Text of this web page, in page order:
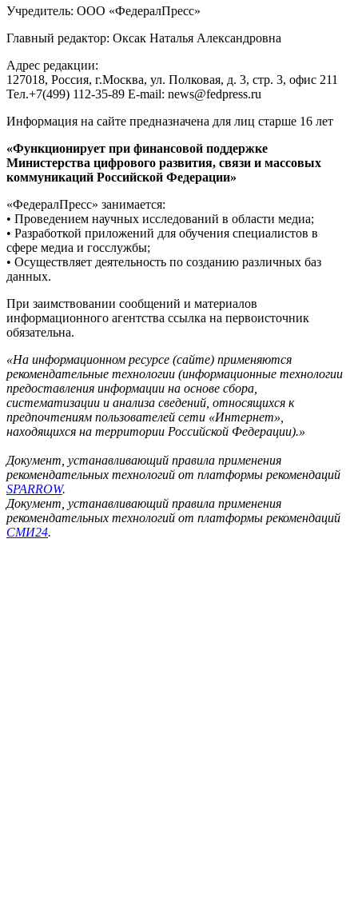
Учредитель: ООО «ФедералПресс»
Главный редактор: Оксак Наталья Александровна
Адрес редакции:
127018, Россия, г.Москва, ул. Полковая, д. 3, стр. 3, офис 211
Тел.+7(499) 112-35-89 E-mail: news@fedpress.ru
Информация на сайте предназначена для лиц старше 16 лет
«Функционирует при финансовой поддержке
Министерства цифрового развития, связи и массовых
коммуникаций Российской Федерации»
«ФедералПресс» занимается:
• Проведением научных исследований в области медиа;
• Разработкой приложений для обучения специалистов в
сфере медиа и госслужбы;
• Осуществляет деятельность по созданию различных баз
данных.
При заимствовании сообщений и материалов
информационного агентства ссылка на первоисточник
обязательна.
«На информационном ресурсе (сайте) применяются
рекомендательные технологии (информационные технологии
предоставления информации на основе сбора,
систематизации и анализа сведений, относящихся к
предпочтениям пользователей сети «Интернет»,
находящихся на территории Российской Федерации).»
Документ, устанавливающий правила применения
рекомендательных технологий от платформы рекомендаций
SPARROW.
Документ, устанавливающий правила применения
рекомендательных технологий от платформы рекомендаций
СМИ24.